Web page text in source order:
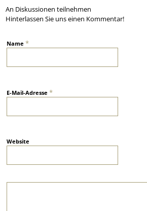
An Diskussionen teilnehmen
Hinterlassen Sie uns einen Kommentar!
Name*
E-Mail-Adresse*
Website